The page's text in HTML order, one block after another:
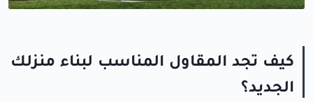
كيف تجد المقاول المناسب لبناء منزلك
الجديد؟